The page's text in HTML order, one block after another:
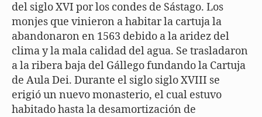
del siglo XVI por los condes de Sástago. Los
monjes que vinieron a habitar la cartuja la
abandonaron en 1563 debido a la aridez del
clima y la mala calidad del agua. Se trasladaron
a la ribera baja del Gállego fundando la Cartuja
de Aula Dei. Durante el siglo siglo XVIII se
erigió un nuevo monasterio, el cual estuvo
habitado hasta la desamortización de